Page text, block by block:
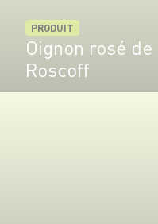
PRODUIT
Oignon rosé de
Roscoff